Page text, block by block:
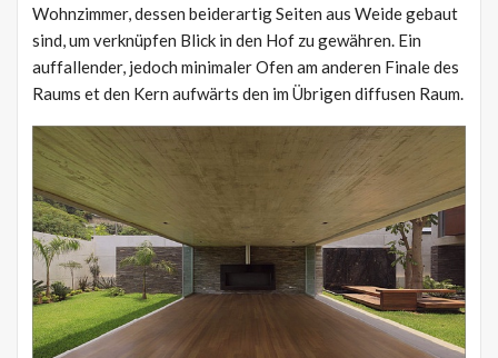
Wohnzimmer, dessen beiderartig Seiten aus Weide gebaut
sind, um verknüpfen Blick in den Hof zu gewähren. Ein
auffallender, jedoch minimaler Ofen am anderen Finale des
Raums et den Kern aufwärts den im Übrigen diffusen Raum.